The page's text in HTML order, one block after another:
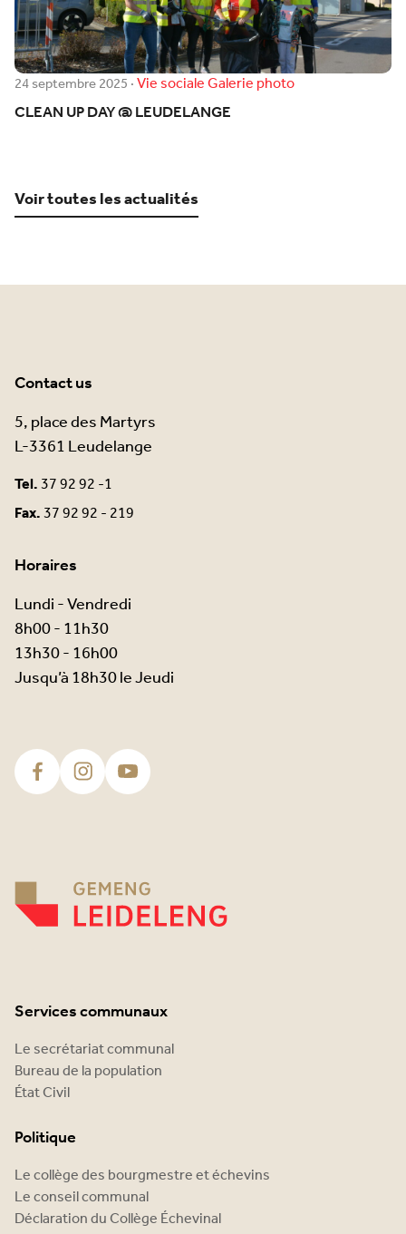
24 septembre 2025·Vie socialeGalerie photo
CLEAN UP DAY @ LEUDELANGE
Voir toutes les actualités
Contact us
5, place des Martyrs
L-3361 Leudelange
Tel.37 92 92 -1
Fax.37 92 92 - 219
Horaires
Lundi - Vendredi
8h00 - 11h30
13h30 - 16h00
Jusqu’à 18h30 le Jeudi
Services communaux
Le secrétariat communal
Bureau de la population
État Civil
Politique
Le collège des bourgmestre et échevins
Le conseil communal
Déclaration du Collège Échevinal